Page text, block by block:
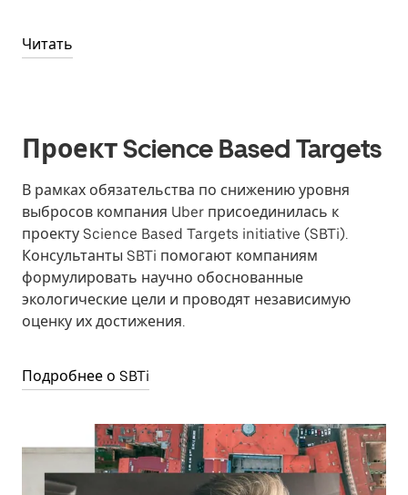
Читать
Проект Science Based Targets
В рамках обязательства по снижению уровня
выбросов компания Uber присоединилась к
проекту Science Based Targets initiative (SBTi).
Консультанты SBTi помогают компаниям
формулировать научно обоснованные
экологические цели и проводят независимую
оценку их достижения.
Подробнее о SBTi